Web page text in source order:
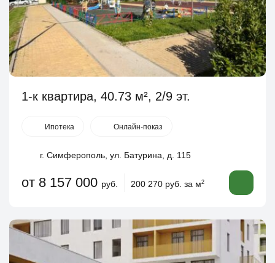
1-к квартира, 40.73 м², 2/9 эт.
Ипотека Онлайн-показ
г. Симферополь, ул. Батурина, д. 115
от 8 157 000 руб. 200 270 руб. за м2